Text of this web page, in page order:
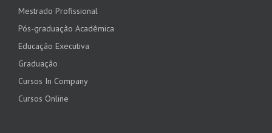
Mestrado Profissional
Pós-graduação Acadêmica
Educação Executiva
Graduação
Cursos In Company
Cursos Online